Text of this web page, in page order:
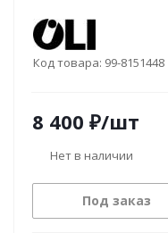
Код товара: 99-8151448
8 400 ₽/шт
Нет в наличии
Под заказ